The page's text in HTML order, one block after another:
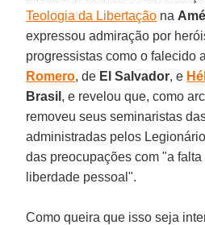
Teologia da Libertação na
expressou admiração por
progressistas como o falecido
Romero, de El Salvador, e
Brasil , e revelou que, como
removeu seus seminaristas
administradas pelos
das preocupações com "a
liberdade pessoal".
Como queira que isso seja